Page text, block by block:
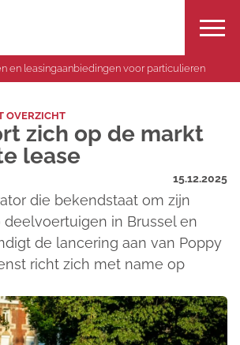
en leasingaanbiedingen voor particulieren
OVERZICHT
zich op de markt
lease
15.12.2025
die bekendstaat om zijn
deelvoertuigen in Brussel en
de lancering aan van Poppy
richt zich met name op